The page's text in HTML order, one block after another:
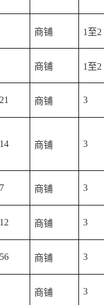
商铺 1至2
商铺 1至2
商铺 3
商铺 3
商铺 3
商铺 3
商铺 3
商铺 3